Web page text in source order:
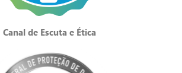
Canal de Escuta e Ética